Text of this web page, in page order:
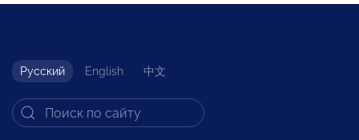
Русский English 中文